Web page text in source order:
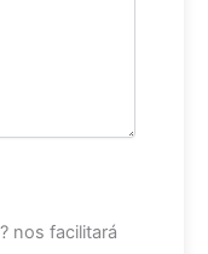
nos facilitará